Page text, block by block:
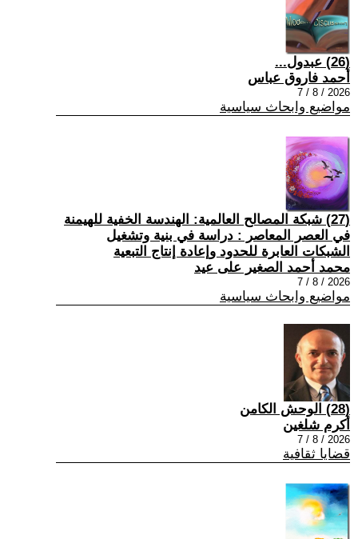
(26) عبدول...
أحمد فاروق عباس
2026 / 8 / 7
مواضيع وابحاث سياسية
(27) شبكة المصالح العالمية: الهندسة الخفية للهيمنة
في العصر المعاصر : دراسة في بنية وتشغيل
الشبكات العابرة للحدود وإعادة إنتاج التبعية
محمد أحمد الصغير على عيد
2026 / 8 / 7
مواضيع وابحاث سياسية
(28) الوحش الكامن
أكرم شلغين
2026 / 8 / 7
قضايا ثقافية